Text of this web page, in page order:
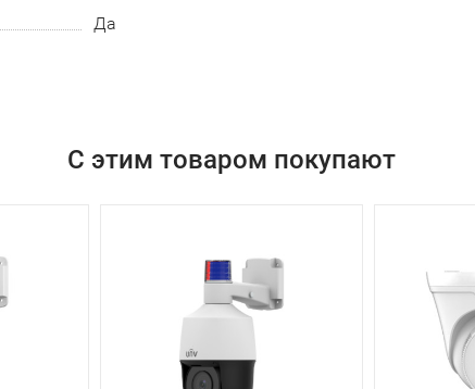
Да
С этим товаром покупают